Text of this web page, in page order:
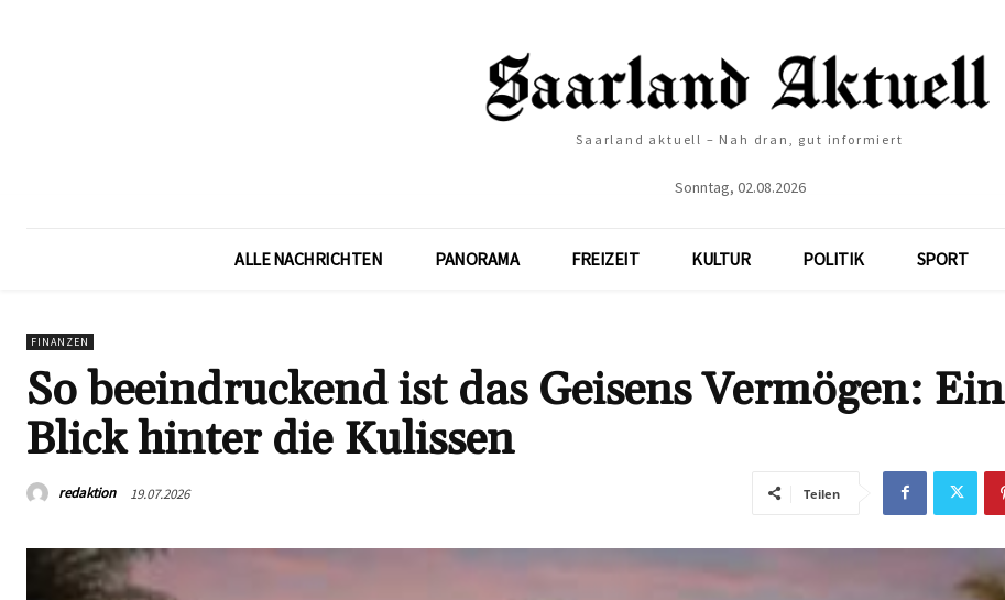
Saarland aktuell – Nah dran, gut informiert
Sonntag, 02.08.2026
ALLE NACHRICHTEN PANORAMA FREIZEIT KULTUR POLITIK SPORT
FINANZEN
So beeindruckend ist das Geisens Vermögen: Ein
Blick hinter die Kulissen
redaktion 19.07.2026 Teilen